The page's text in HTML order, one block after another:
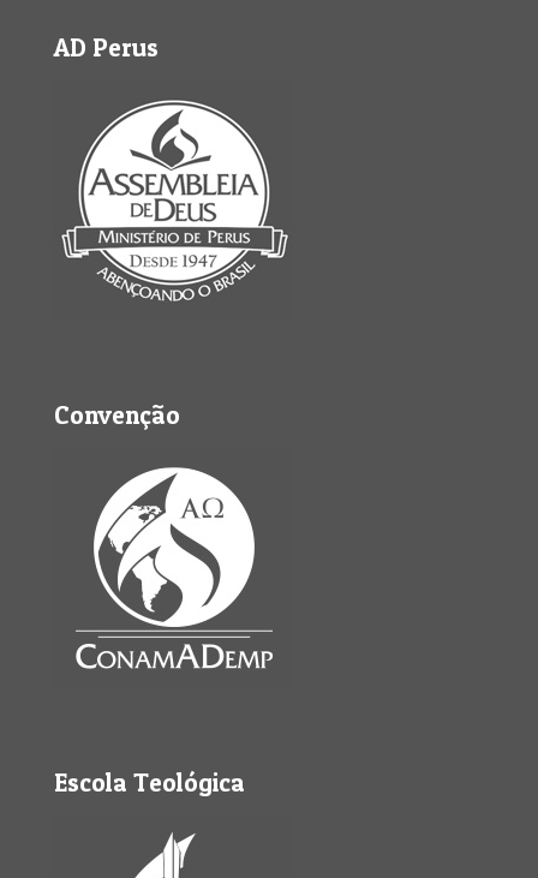
AD Perus
Convenção
Escola Teológica